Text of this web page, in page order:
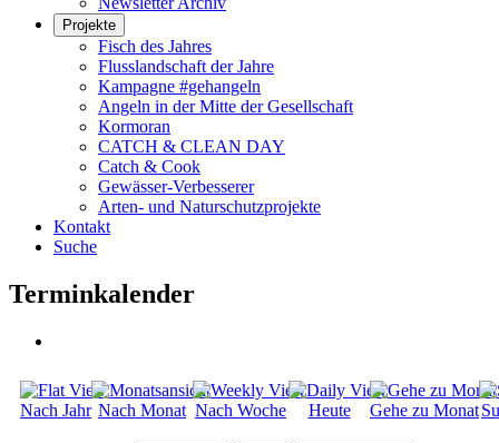
Projekte
Fisch des Jahres
Flusslandschaft der Jahre
Kampagne #gehangeln
Angeln in der Mitte der Gesellschaft
Kormoran
CATCH & CLEAN DAY
Catch & Cook
Gewässer-Verbesserer
Arten- und Naturschutzprojekte
Kontakt
Suche
Terminkalender
Nach Jahr Nach Monat Nach Woche Heute Gehe zu Monat